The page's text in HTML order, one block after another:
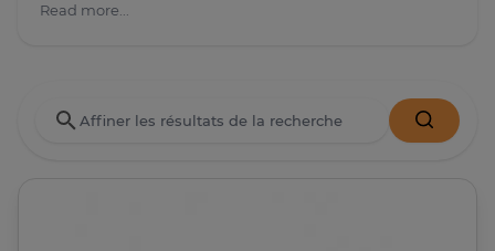
Read more...